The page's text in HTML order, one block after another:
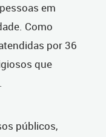
em
Como
por 36
que
públicos,